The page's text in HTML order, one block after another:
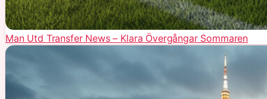
Man Utd Transfer News – Klara Övergångar Sommaren